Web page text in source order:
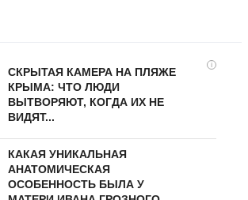
i
СКРЫТАЯ КАМЕРА НА ПЛЯЖЕ
КРЫМА: ЧТО ЛЮДИ
ВЫТВОРЯЮТ, КОГДА ИХ НЕ
ВИДЯТ...
КАКАЯ УНИКАЛЬНАЯ
АНАТОМИЧЕСКАЯ
ОСОБЕННОСТЬ БЫЛА У